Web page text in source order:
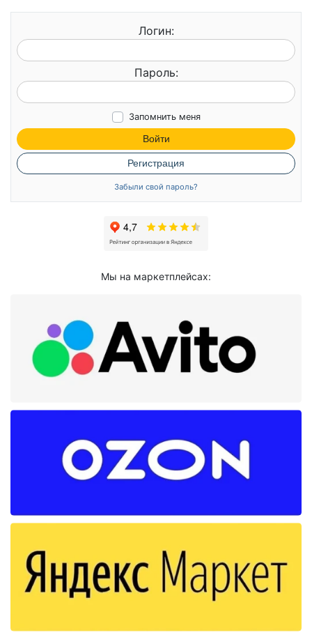
Логин:
Пароль:
Запомнить меня
Войти
Регистрация
Забыли свой пароль?
Мы на маркетплейсах: